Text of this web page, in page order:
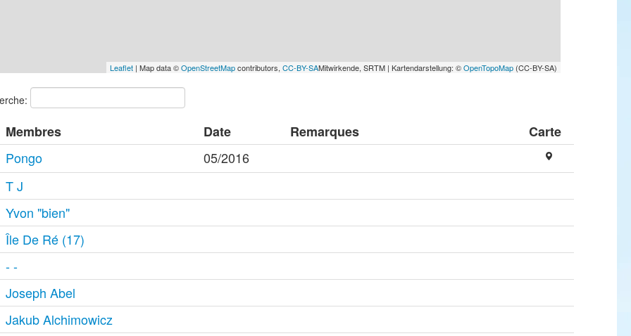
Leaflet| Map data ©OpenStreetMapcontributors, CC-BY-SAMitwirkende, SRTM | Kartendarstellung: ©OpenTopoMap(CC-BY-SA)
Membres Date Remarques
Carte
Pongo
05/2016
T J
Yvon "bien"
Île De Ré (17)
- -
Joseph Abel
Jakub Alchimowicz